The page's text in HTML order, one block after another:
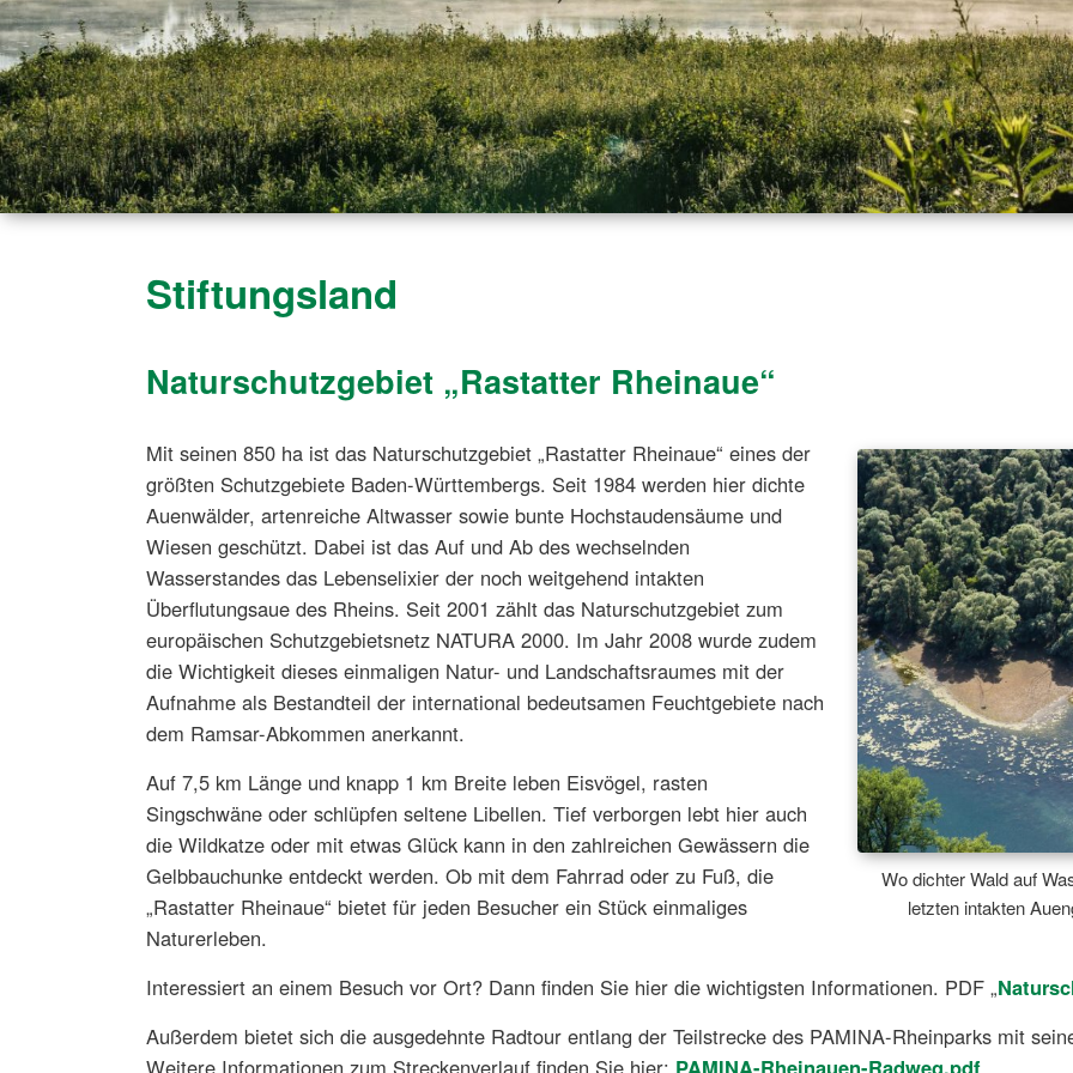
Stiftungsland
Naturschutzgebiet „Rastatter Rheinaue“
Wo dichter Wald auf
letzten intakten
Mit seinen 850 ha ist das Naturschutzgebiet „Rastatter Rheinaue“ eines der
größten Schutzgebiete Baden-Württembergs. Seit 1984 werden hier dichte
Auenwälder, artenreiche Altwasser sowie bunte Hochstaudensäume und
Wiesen geschützt. Dabei ist das Auf und Ab des wechselnden
Wasserstandes das Lebenselixier der noch weitgehend intakten
Überflutungsaue des Rheins. Seit 2001 zählt das Naturschutzgebiet zum
europäischen Schutzgebietsnetz NATURA 2000. Im Jahr 2008 wurde zudem
die Wichtigkeit dieses einmaligen Natur- und Landschaftsraumes mit der
Aufnahme als Bestandteil der international bedeutsamen Feuchtgebiete nach
dem Ramsar-Abkommen anerkannt.
Auf 7,5 km Länge und knapp 1 km Breite leben Eisvögel, rasten
Singschwäne oder schlüpfen seltene Libellen. Tief verborgen lebt hier auch
die Wildkatze oder mit etwas Glück kann in den zahlreichen Gewässern die
Gelbbauchunke entdeckt werden. Ob mit dem Fahrrad oder zu Fuß, die
„Rastatter Rheinaue“ bietet für jeden Besucher ein Stück einmaliges
Naturerleben.
Interessiert an einem Besuch vor Ort? Dann finden Sie hier die wichtigsten Informationen. PDF „
Außerdem bietet sich die ausgedehnte Radtour entlang der Teilstrecke des PAMINA-Rheinparks mit
Weitere Informationen zum Streckenverlauf finden Sie hier: PAMINA-Rheinauen-Radweg.pdf